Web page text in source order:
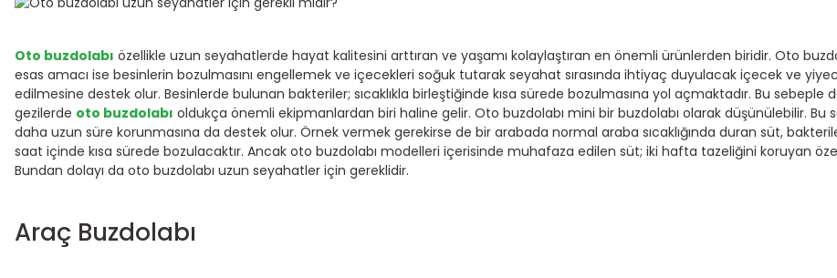
Oto buzdolabı özellikle uzun seyahatlerde hayat kalitesini arttıran ve yaşamı kolaylaştıran en önemli ürünlerden biridir. Oto
esas amacı ise besinlerin bozulmasını engellemek ve içecekleri soğuk tutarak seyahat sırasında ihtiyaç duyulacak içecek ve
edilmesine destek olur. Besinlerde bulunan bakteriler; sıcaklıkla birleştiğinde kısa sürede bozulmasına yol açmaktadır. Bu sebeple
gezilerde oto buzdolabı oldukça önemli ekipmanlardan biri haline gelir. Oto buzdolabı mini bir buzdolabı olarak düşünülebilir. Bu
daha uzun süre korunmasına da destek olur. Örnek vermek gerekirse de bir arabada normal araba sıcaklığında duran süt,
saat içinde kısa sürede bozulacaktır. Ancak oto buzdolabı modelleri içerisinde muhafaza edilen süt; iki hafta tazeliğini koruyan
Bundan dolayı da oto buzdolabı uzun seyahatler için gereklidir.
Araç Buzdolabı